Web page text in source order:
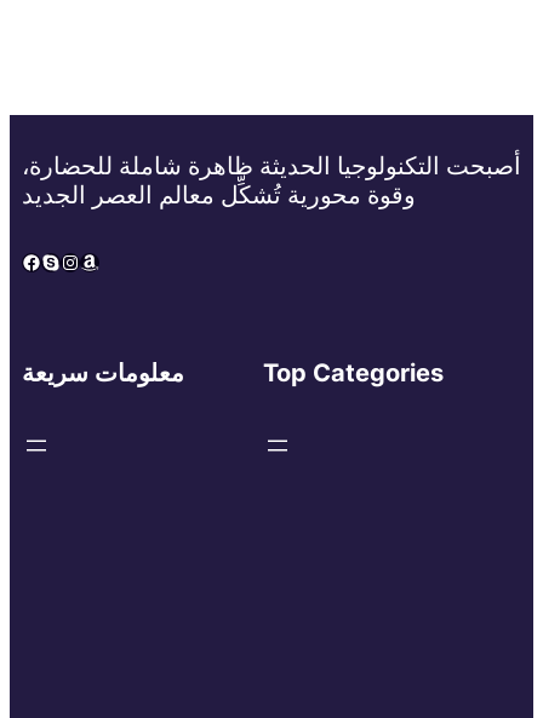
أصبحت التكنولوجيا الحديثة ظاهرة شاملة للحضارة،
وقوة محورية تُشكِّل معالم العصر الجديد
Facebook
Skype
Instagram
Amazon
معلومات سريعة Top Categories